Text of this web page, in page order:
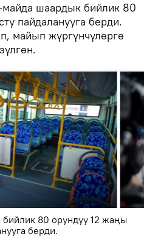
шаардык бийлик 80
пайдаланууга берди.
майып жүргүнчүлөргө
80 орундуу 12 жаңы
берди.